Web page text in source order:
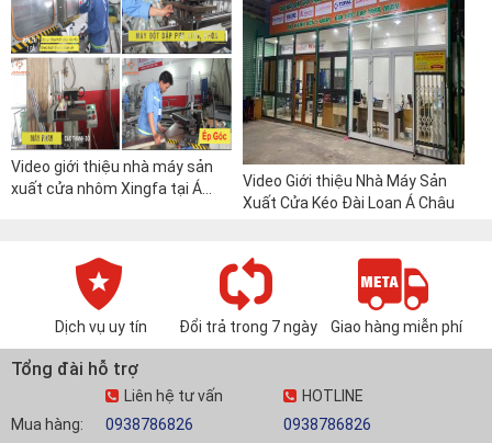
Video giới thiệu nhà máy sản
xuất cửa nhôm Xingfa tại Á
Video Giới thiệu Nhà Máy Sản
Xuất Cửa Kéo Đài Loan Á Châu
Dịch vụ uy tín Đổi trả trong 7 ngày Giao hàng miễn phí
Tổng đài hỗ trợ
Mua hàng:
Liên hệ tư vấn
0938786826
HOTLINE
0938786826